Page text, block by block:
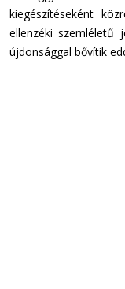
kiegészítéseként
ellenzéki szemléletű
újdonsággal bővítik